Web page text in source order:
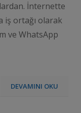
İnternette
iş ortağı olarak
ve WhatsApp
DEVAMINI OKU